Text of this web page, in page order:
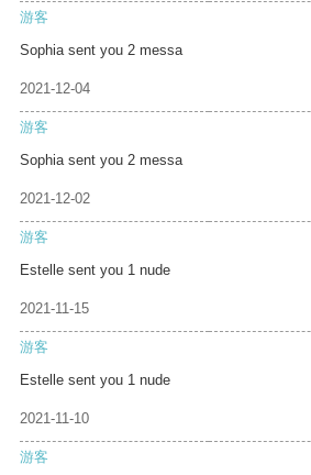
游客
Sophia sent you 2 messa
2021-12-04
游客
Sophia sent you 2 messa
2021-12-02
游客
Estelle sent you 1 nude
2021-11-15
游客
Estelle sent you 1 nude
2021-11-10
游客